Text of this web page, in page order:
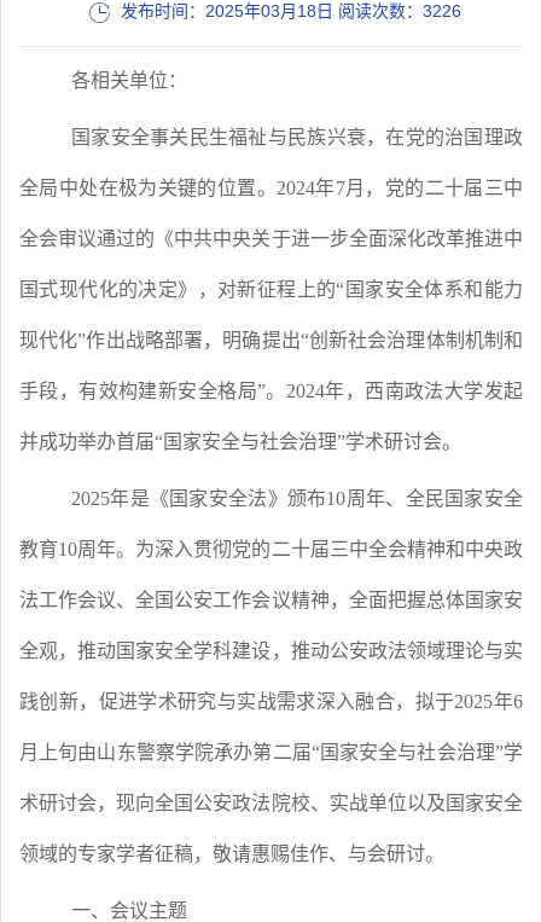
发布时间：2025年03月18日 阅读次数： 3226
各相关单位：
国家安全事关民生福祉与民族兴衰，在党的治国理政
全局中处在极为关键的位置。 2024年7月，党的二十届三中
全会审议通过的《中共中央关于进一步全面深化改革推进中
国式现代化的决定》，对新征程上的“国家安全体系和能力
现代化”作出战略部署，明确提出“创新社会治理体制机制和
手段，有效构建新安全格局”。2024年，西南政法大学发起
并成功举办首届“国家安全与社会治理”学术研讨会。
2025年是《国家安全法》颁布10周年、全民国家安全
教育10周年。为深入贯彻党的二十届三中全会精神和中央政
法工作会议、全国公安工作会议精神，全面把握总体国家安
全观，推动国家安全学科建设，推动公安政法领域理论与实
践创新，促进学术研究与实战需求深入融合，拟于2025年6
月上旬由山东警察学院承办第二届“国家安全与社会治理”学
术研讨会，现向全国公安政法院校、实战单位以及国家安全
领域的专家学者征稿，敬请惠赐佳作、与会研讨。
一、会议主题